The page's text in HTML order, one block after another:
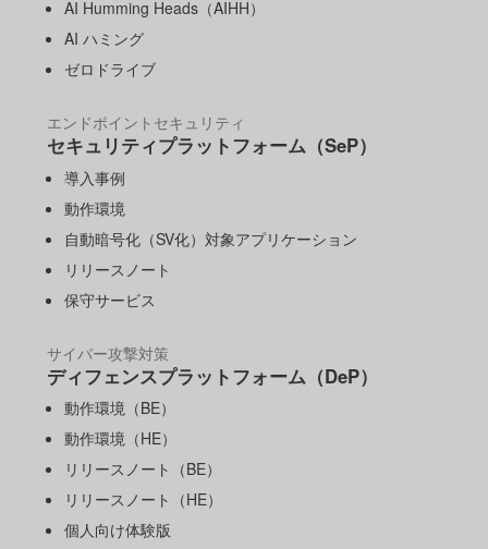
AI Humming Heads（AIHH）
AI ハミング
ゼロドライブ
エンドポイントセキュリティ
セキュリティプラットフォーム（SeP）
導入事例
動作環境
自動暗号化（SV化）対象アプリケーション
リリースノート
保守サービス
サイバー攻撃対策
ディフェンスプラットフォーム（DeP）
動作環境（BE）
動作環境（HE）
リリースノート（BE）
リリースノート（HE）
個人向け体験版